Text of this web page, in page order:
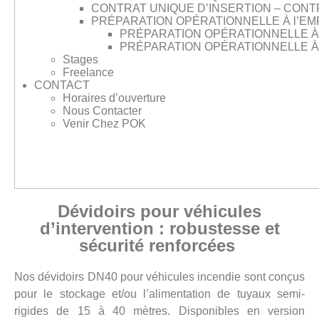
CONTRAT UNIQUE D’INSERTION –
PRÉPARATION OPÉRATIONNELLE À
PRÉPARATION OPÉRATIONNELLE
PRÉPARATION OPÉRATIONNELLE
Stages
Freelance
CONTACT
Horaires d’ouverture
Nous Contacter
Venir Chez POK
Dévidoirs pour véhicules
d’intervention : robustesse et
sécurité renforcées
Nos dévidoirs DN40 pour véhicules incendie sont conçus
pour le stockage et/ou l’alimentation de tuyaux semi-
rigides de 15 à 40 mètres. Disponibles en version